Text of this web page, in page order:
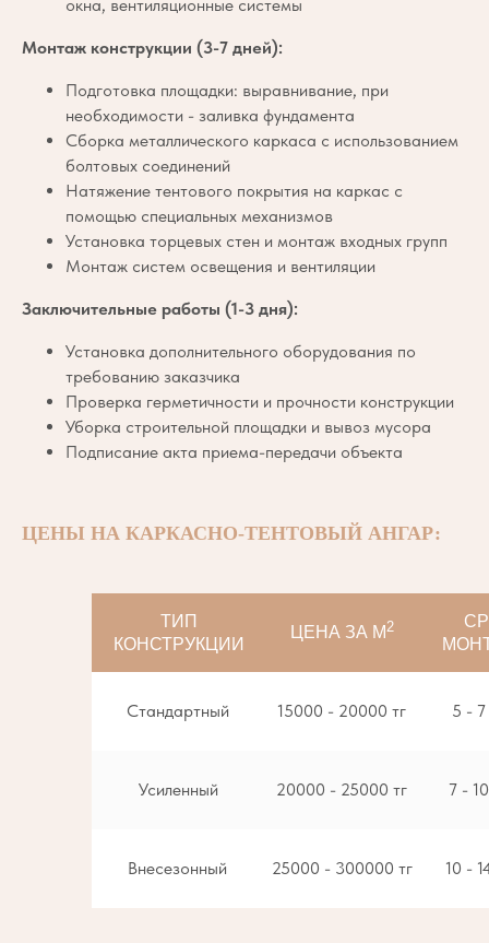
окна, вентиляционные системы
Монтаж конструкции (3-7 дней):
Подготовка площадки: выравнивание, при
необходимости - заливка фундамента
Сборка металлического каркаса с использованием
болтовых соединений
Натяжение тентового покрытия на каркас с
помощью специальных механизмов
Установка торцевых стен и монтаж входных групп
Монтаж систем освещения и вентиляции
Заключительные работы (1-3 дня):
Установка дополнительного оборудования по
требованию заказчика
Проверка герметичности и прочности конструкции
Уборка строительной площадки и вывоз мусора
Подписание акта приема-передачи объекта
ЦЕНЫ НА КАРКАСНО-ТЕНТОВЫЙ АНГАР:
ТИП
КОНСТРУКЦИИ
ЦЕНА ЗА М 2
Усиленный
Внесезонный
20000 - 25000 тг
25000 - 300000 тг
7 -
10 -
Стандартный 15000 - 20000 тг 5 - 7